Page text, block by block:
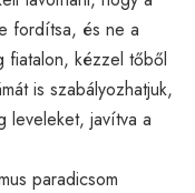
fordítsa, és ne a
fiatalon, kézzel tőből
is szabályozhatjuk,
leveleket, javítva a
paradicsom